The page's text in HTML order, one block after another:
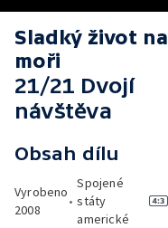
Sladký život na
moři
21/21 Dvojí
návštěva
Obsah dílu
Vyrobeno
2008
•
Spojené
státy
americké